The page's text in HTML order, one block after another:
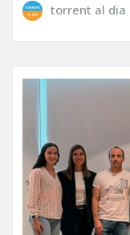
torrent al dia